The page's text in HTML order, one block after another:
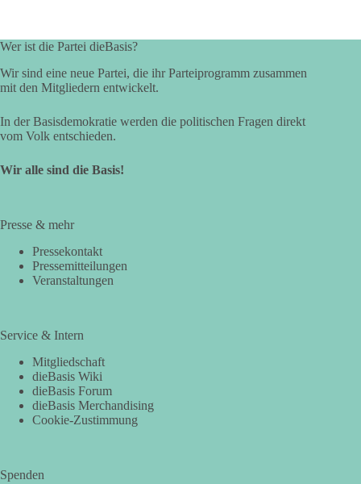
Wer ist die Partei dieBasis?
Wir sind eine neue Partei, die ihr Parteiprogramm zusammen
mit den Mitgliedern entwickelt.
In der Basisdemokratie werden die politischen Fragen direkt
vom Volk entschieden.
Wir alle sind die Basis!
Presse & mehr
Pressekontakt
Pressemitteilungen
Veranstaltungen
Service & Intern
Mitgliedschaft
dieBasis Wiki
dieBasis Forum
dieBasis Merchandising
Cookie-Zustimmung
Spenden